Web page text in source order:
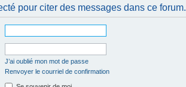
pour citer des messages dans ce forum.
J’ai oublié mon mot de passe
Renvoyer le courriel de confirmation